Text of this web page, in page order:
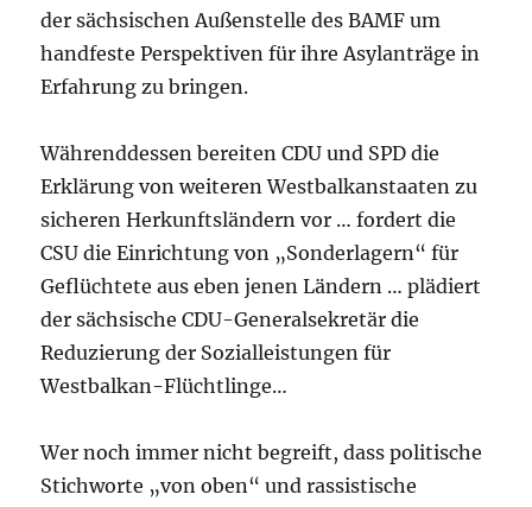
der sächsischen Außenstelle des BAMF um
handfeste Perspektiven für ihre Asylanträge in
Erfahrung zu bringen.
Währenddessen bereiten CDU und SPD die
Erklärung von weiteren Westbalkanstaaten zu
sicheren Herkunftsländern vor … fordert die
CSU die Einrichtung von „Sonderlagern“ für
Geflüchtete aus eben jenen Ländern … plädiert
der sächsische CDU-Generalsekretär die
Reduzierung der Sozialleistungen für
Westbalkan-Flüchtlinge…
Wer noch immer nicht begreift, dass politische
Stichworte „von oben“ und rassistische